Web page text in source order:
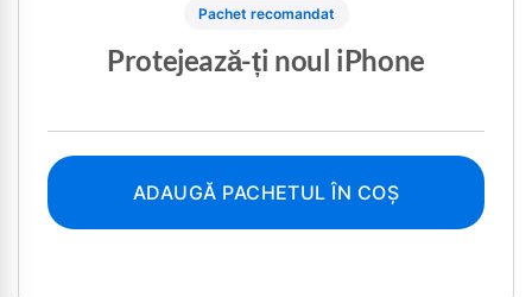
Pachet recomandat
Protejează-ți noul iPhone
ADAUGĂ PACHETUL ÎN COȘ